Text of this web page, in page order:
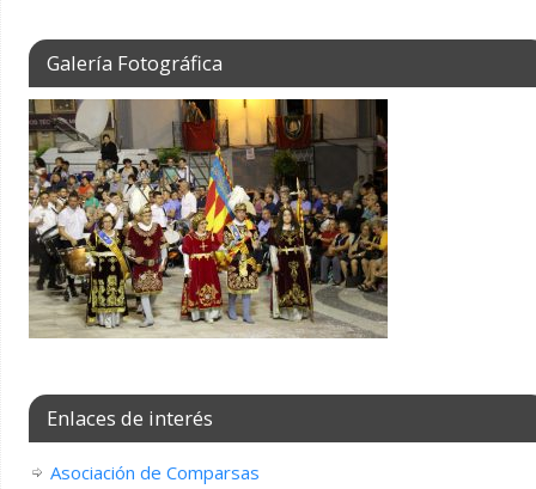
Galería Fotográfica
Enlaces de interés
Asociación de Comparsas